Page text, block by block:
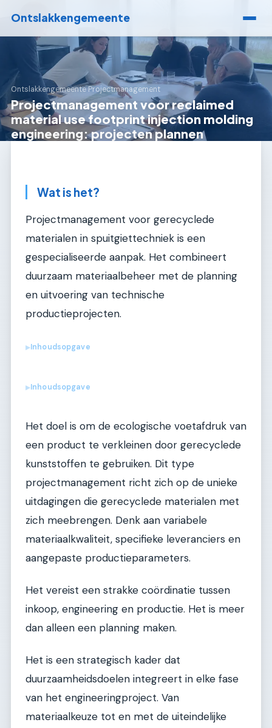
Ontslakkengemeente
Ontslakkengemeente›Projectmanagement
Projectmanagement voor reclaimed
material use footprint injection molding
engineering: projecten plannen
Wat is het?
Projectmanagement voor gerecyclede
materialen in spuitgiettechniek is een
gespecialiseerde aanpak. Het combineert
duurzaam materiaalbeheer met de planning
en uitvoering van technische
productieprojecten.
▶Inhoudsopgave
▶Inhoudsopgave
Het doel is om de ecologische voetafdruk van
een product te verkleinen door gerecyclede
kunststoffen te gebruiken. Dit type
projectmanagement richt zich op de unieke
uitdagingen die gerecyclede materialen met
zich meebrengen. Denk aan variabele
materiaalkwaliteit, specifieke leveranciers en
aangepaste productieparameters.
Het vereist een strakke coördinatie tussen
inkoop, engineering en productie. Het is meer
dan alleen een planning maken.
Het is een strategisch kader dat
duurzaamheidsdoelen integreert in elke fase
van het engineeringproject. Van
materiaalkeuze tot en met de uiteindelijke